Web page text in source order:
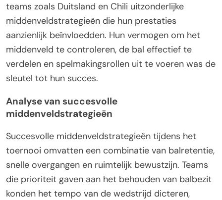
teams zoals Duitsland en Chili uitzonderlijke
middenveldstrategieën die hun prestaties
aanzienlijk beïnvloedden. Hun vermogen om het
middenveld te controleren, de bal effectief te
verdelen en spelmakingsrollen uit te voeren was de
sleutel tot hun succes.
Analyse van succesvolle
middenveldstrategieën
Succesvolle middenveldstrategieën tijdens het
toernooi omvatten een combinatie van balretentie,
snelle overgangen en ruimtelijk bewustzijn. Teams
die prioriteit gaven aan het behouden van balbezit
konden het tempo van de wedstrijd dicteren,